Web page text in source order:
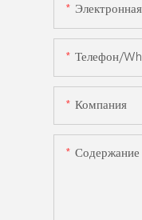
Телефон/
Компания
Содержание